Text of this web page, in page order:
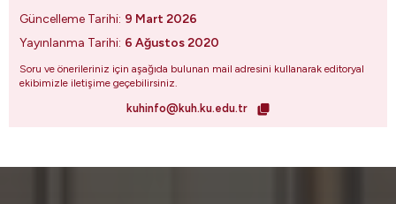
Güncelleme Tarihi: 9 Mart 2026
Yayınlanma Tarihi: 6 Ağustos 2020
Soru ve önerileriniz için aşağıda bulunan mail adresini kullanarak editoryal
ekibimizle iletişime geçebilirsiniz.
kuhinfo@kuh.ku.edu.tr